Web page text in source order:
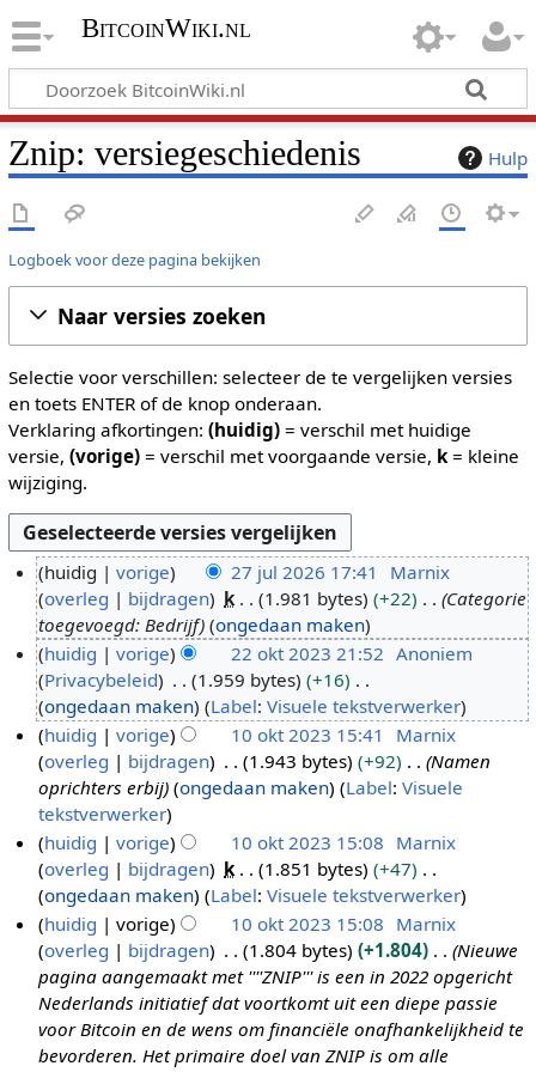
BitcoinWiki.nl
Hulp
Znip: versiegeschiedenis
Logboek voor deze pagina bekijken
Naar versies zoeken
Selectie voor verschillen: selecteer de te vergelijken versies
en toets ENTER of de knop onderaan.
Verklaring afkortingen: (huidig)= verschil met huidige
versie, (vorige)= verschil met voorgaande versie, k= kleine
wijziging.
2
huidig vorige 27 jul 2026 17:41
Marnix
overleg
bijdragen k 1.981 bytes +22
Categorie
toegevoegd: Bedrijf
ongedaan maken
o
0
huidig vorige 22 okt 2023 21:52 Anoniem
Privacybeleid
1.959 bytes
+16
G
e
e
n
b
e
w
e
r
k
i
n
s
ongedaan maken Label:Visuele tekstverwerker
k
0
huidig vorige 10 okt 2023 15:41
Marnix
overleg
bijdragen 1.943 bytes +92
Namen
oprichters erbij
ongedaan maken Label:Visuele
tekstverwerker
huidig
vorige 10 okt 2023 15:08 Marnix
overleg
bijdragen k 1.851 bytes
+47
G
e
e
n
b
e
w
ongedaan maken Label:Visuele tekstverwerker
huidig
vorige 10 okt 2023 15:08 Marnix
overleg
bijdragen 1.804 bytes +1.804
Nieuwe
pagina aangemaakt met ''''ZNIP''' is een in 2022 opgericht
Nederlands initiatief dat voortkomt uit een diepe passie
voor Bitcoin en de wens om financiële onafhankelijkheid te
bevorderen. Het primaire doel van ZNIP is om alle